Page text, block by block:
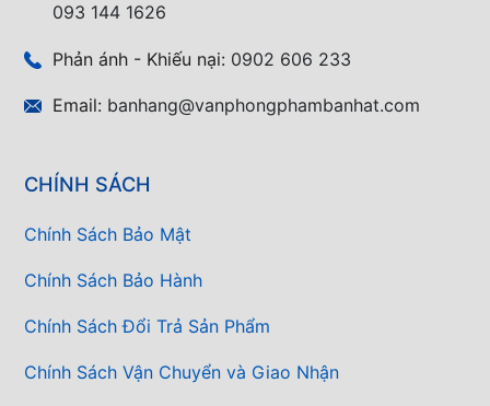
093 144 1626
Phản ánh - Khiếu nại: 0902 606 233
Email: banhang@vanphongphambanhat.com
CHÍNH SÁCH
Chính Sách Bảo Mật
Chính Sách Bảo Hành
Chính Sách Đổi Trả Sản Phẩm
Chính Sách Vận Chuyển và Giao Nhận